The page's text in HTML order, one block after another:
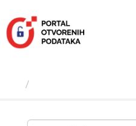
sadržaj